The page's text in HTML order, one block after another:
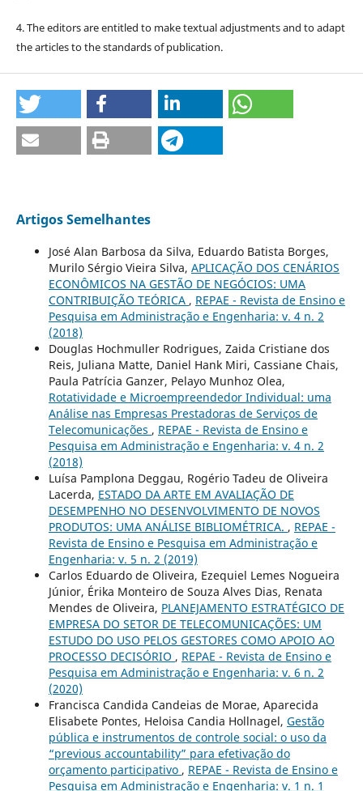
4. The editors are entitled to make textual adjustments and to adapt
the articles to the standards of publication.
Artigos Semelhantes
José Alan Barbosa da Silva, Eduardo Batista Borges,
Murilo Sérgio Vieira Silva, APLICAÇÃO DOS CENÁRIOS
ECONÔMICOS NA GESTÃO DE NEGÓCIOS: UMA
CONTRIBUIÇÃO TEÓRICA , REPAE - Revista de Ensino e
Pesquisa em Administração e Engenharia: v. 4 n. 2
(2018)
Douglas Hochmuller Rodrigues, Zaida Cristiane dos
Reis, Juliana Matte, Daniel Hank Miri, Cassiane Chais,
Paula Patrícia Ganzer, Pelayo Munhoz Olea,
Rotatividade e Microempreendedor Individual: uma
Análise nas Empresas Prestadoras de Serviços de
Telecomunicações , REPAE - Revista de Ensino e
Pesquisa em Administração e Engenharia: v. 4 n. 2
(2018)
Luísa Pamplona Deggau, Rogério Tadeu de Oliveira
Lacerda, ESTADO DA ARTE EM AVALIAÇÃO DE
DESEMPENHO NO DESENVOLVIMENTO DE NOVOS
PRODUTOS: UMA ANÁLISE BIBLIOMÉTRICA. , REPAE -
Revista de Ensino e Pesquisa em Administração e
Engenharia: v. 5 n. 2 (2019)
Carlos Eduardo de Oliveira, Ezequiel Lemes Nogueira
Júnior, Érika Monteiro de Souza Alves Dias, Renata
Mendes de Oliveira, PLANEJAMENTO ESTRATÉGICO DE
EMPRESA DO SETOR DE TELECOMUNICAÇÕES: UM
ESTUDO DO USO PELOS GESTORES COMO APOIO AO
PROCESSO DECISÓRIO , REPAE - Revista de Ensino e
Pesquisa em Administração e Engenharia: v. 6 n. 2
(2020)
Francisca Candida Candeias de Morae, Aparecida
Elisabete Pontes, Heloisa Candia Hollnagel, Gestão
pública e instrumentos de controle social: o uso da
“previous accountability” para efetivação do
orçamento participativo , REPAE - Revista de Ensino e
Pesquisa em Administração e Engenharia: v. 1 n. 1